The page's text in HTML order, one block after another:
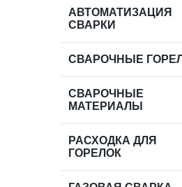
АВТОМАТИЗАЦИЯ
СВАРКИ
СВАРОЧНЫЕ
СВАРОЧНЫЕ
МАТЕРИАЛЫ
РАСХОДКА ДЛЯ
ГОРЕЛОК